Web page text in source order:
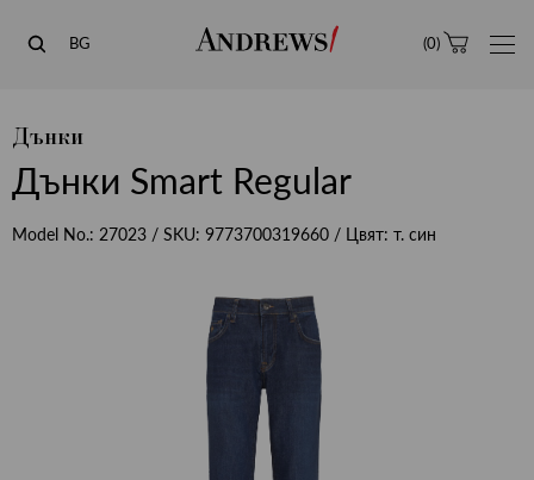
Andrews
BG (0)
Дънки
Дънки Smart Regular
Model No.: 27023 / SKU: 9773700319660 / Цвят: т. син